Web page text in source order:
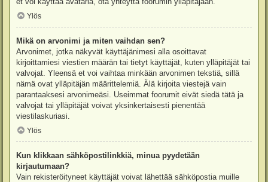
Ylös
Mikä on arvonimi ja miten vaihdan sen?
Arvonimet, jotka näkyvät käyttäjänimesi alla osoittavat
kirjoittamiesi viestien määrän tai tietyt käyttäjät, kuten ylläpitäjät tai
valvojat. Yleensä et voi vaihtaa minkään arvonimen tekstiä, sillä
nämä ovat ylläpitäjän määrittelemiä. Älä kirjoita viestejä vain
parantaaksesi arvonimeäsi. Useimmat foorumit eivät siedä tätä ja
valvojat tai ylläpitäjät voivat yksinkertaisesti pienentää
viestilaskuriasi.
Ylös
Kun klikkaan sähköpostilinkkiä, minua pyydetään
kirjautumaan?
Vain rekisteröityneet käyttäjät voivat lähettää sähköpostia muille